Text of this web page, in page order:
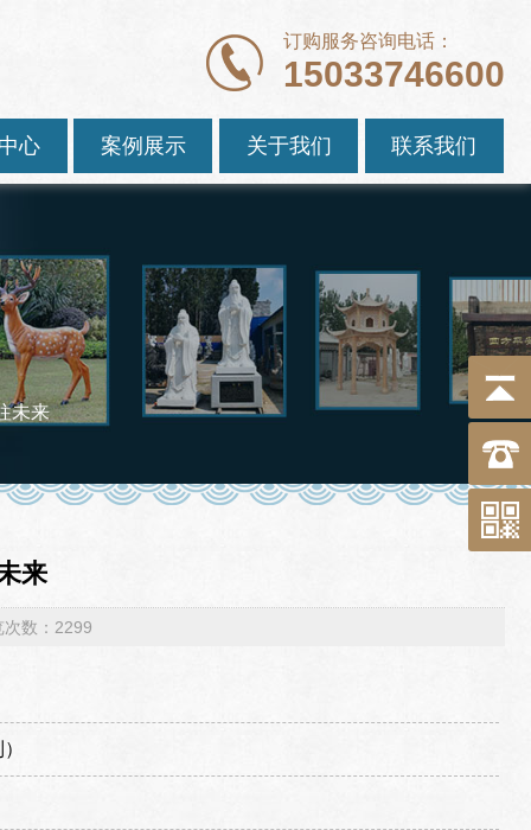
订购服务咨询电话：
15033746600
心 案例展示 关于我们 联系我们
未来
来
数：2299